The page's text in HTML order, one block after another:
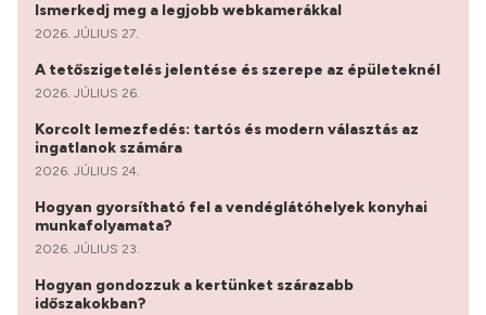
Ismerkedj meg a legjobb webkamerákkal
2026. JÚLIUS 27.
A tetőszigetelés jelentése és szerepe az épületeknél
2026. JÚLIUS 26.
Korcolt lemezfedés: tartós és modern választás az
ingatlanok számára
2026. JÚLIUS 24.
Hogyan gyorsítható fel a vendéglátóhelyek konyhai
munkafolyamata?
2026. JÚLIUS 23.
Hogyan gondozzuk a kertünket szárazabb
időszakokban?